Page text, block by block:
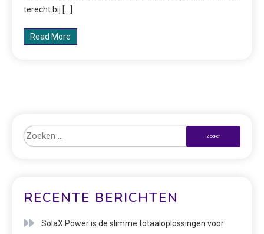
terecht bij […]
Read More
RECENTE BERICHTEN
SolaX Power is de slimme totaaloplossingen voor